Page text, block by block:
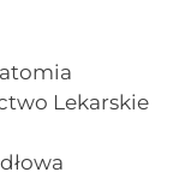
Lekarskie